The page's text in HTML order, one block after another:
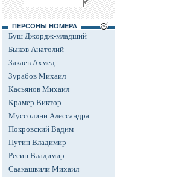
ПЕРСОНЫ НОМЕРА
Буш Джордж-младший
Быков Анатолий
Закаев Ахмед
Зурабов Михаил
Касьянов Михаил
Крамер Виктор
Муссолини Алессандра
Покровский Вадим
Путин Владимир
Ресин Владимир
Саакашвили Михаил